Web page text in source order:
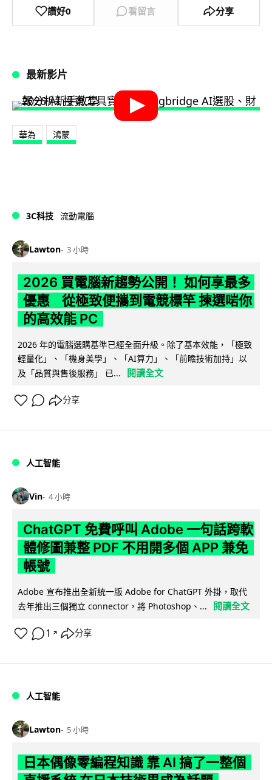
讚好0 看留言 分享
最新影片
華為 鴻蒙
3C科技 流動電腦
Lawton 3 小時
2026 買電腦新趨勢公開！ 如何享最多
優惠 從極致便攜到電競標竿 揀選啱你
的高效能 PC
2026 年的電腦選購基準已經全面升級。除了基本效能，「極致
輕量化」、「機身美學」、「AI算力」、「前瞻技術加持」以
及「品質與售後服務」 已...
閱讀全文
分享
人工智能
Vin 4 小時
ChatGPT 免費呼叫 Adobe 一句話跨軟
體修圖兼整 PDF 不用開多個 APP 兼免
帳號
Adobe 宣布推出全新統一版 Adobe for ChatGPT 外掛，取代
去年推出三個獨立 connector，將 Photoshop、...
閱讀全文
1 ↗ 分享
人工智能
Lawton 5 小時
日本偶像零編程知識 靠 AI 搞了一整個